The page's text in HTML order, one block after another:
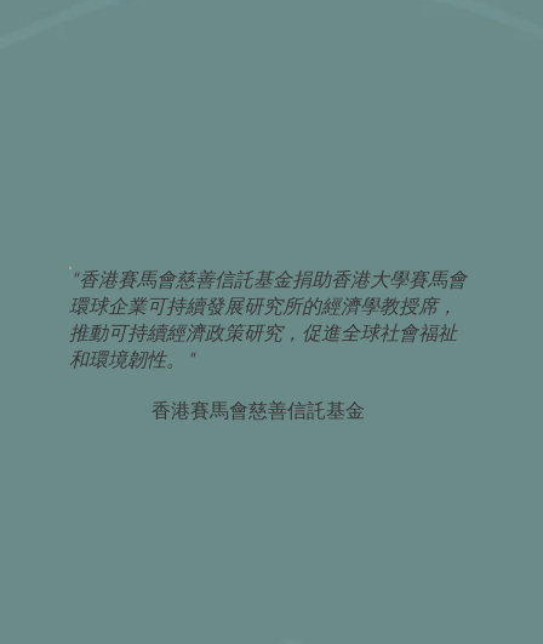
"香港賽馬會慈善信託基金捐助香港大學賽馬會
環球企業可持續發展研究所的經濟學教授席，
推動可持續經濟政策研究，促進全球社會福祉
和環境韌性。"
香港賽馬會慈善信託基金